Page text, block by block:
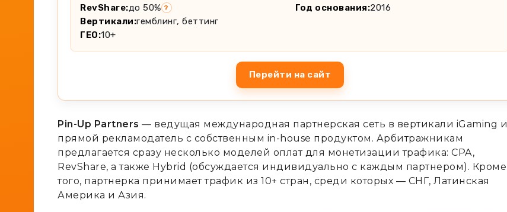
RevShare:до 50% ?
Вертикали:гемблинг, беттинг
ГЕО:10+
Год основания:2016
Перейти на сайт
Pin-Up Partners — ведущая международная партнерская сеть в вертикали iGaming и
прямой рекламодатель с собственным in-house продуктом. Арбитражникам
предлагается сразу несколько моделей оплат для монетизации трафика: CPA,
RevShare, а также Hybrid (обсуждается индивидуально с каждым партнером). Кроме
того, партнерка принимает трафик из 10+ стран, среди которых — СНГ, Латинская
Америка и Азия.